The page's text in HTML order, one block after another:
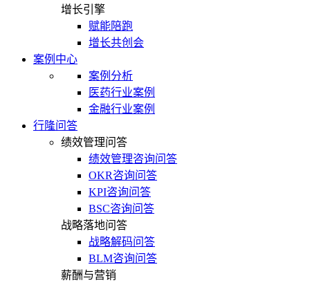
增长引擎
赋能陪跑
增长共创会
案例中心
案例分析
医药行业案例
金融行业案例
行隆问答
绩效管理问答
绩效管理咨询问答
OKR咨询问答
KPI咨询问答
BSC咨询问答
战略落地问答
战略解码问答
BLM咨询问答
薪酬与营销